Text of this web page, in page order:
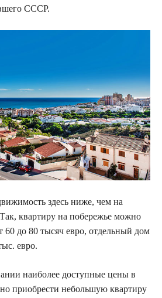
СССР.
здесь ниже, чем на
квартиру на побережье можно
60 до 80 тысяч евро, отдельный дом
евро.
наиболее доступные цены в
приобрести небольшую квартиру